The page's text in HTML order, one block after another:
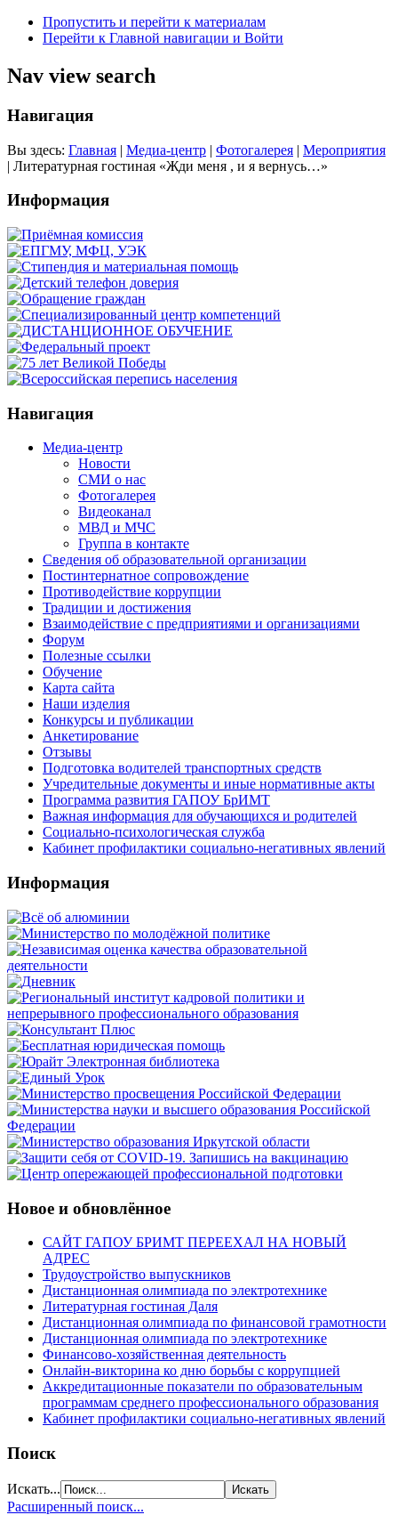
Пропустить и перейти к материалам
Перейти к Главной навигации и Войти
Nav view search
Навигация
Вы здесь: Главная | Медиа-центр | Фотогалерея | Мероприятия
| Литературная гостиная «Жди меня , и я вернусь…»
Информация
Навигация
Медиа-центр
Новости
СМИ о нас
Фотогалерея
Видеоканал
МВД и МЧС
Группа в контакте
Сведения об образовательной организации
Постинтернатное сопровождение
Противодействие коррупции
Традиции и достижения
Взаимодействие с предприятиями и организациями
Форум
Полезные ссылки
Обучение
Карта сайта
Наши изделия
Конкурсы и публикации
Анкетирование
Отзывы
Подготовка водителей транспортных средств
Учредительные документы и иные нормативные акты
Программа развития ГАПОУ БрИМТ
Важная информация для обучающихся и родителей
Социально-психологическая служба
Кабинет профилактики социально-негативных явлений
Информация
Новое и обновлённое
САЙТ ГАПОУ БРИМТ ПЕРЕЕХАЛ НА НОВЫЙ
АДРЕС
Трудоустройство выпускников
Дистанционная олимпиада по электротехнике
Литературная гостиная Даля
Дистанционная олимпиада по финансовой грамотности
Дистанционная олимпиада по электротехнике
Финансово-хозяйственная деятельность
Онлайн-викторина ко дню борьбы с коррупцией
Аккредитационные показатели по образовательным
программам среднего профессионального образования
Кабинет профилактики социально-негативных явлений
Поиск
Искать...
Расширенный поиск...